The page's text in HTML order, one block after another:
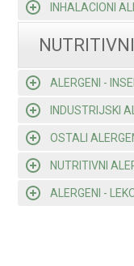
INHALACIONI
ALERGENI -
INDUSTRIJSKI
OSTALI
NUTRITIVNI
ALERGENI -